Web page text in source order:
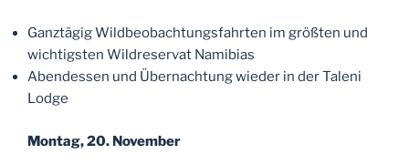
Ganztägig Wildbeobachtungsfahrten im größten und
wichtigsten Wildreservat Namibias
Abendessen und Übernachtung wieder in der Taleni
Lodge
Montag, 20. November